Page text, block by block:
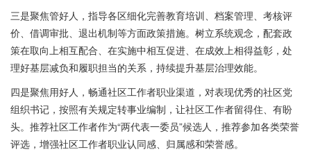
三是聚焦管好人，指导各区细化完善教育培训、档案管理、考核评
价、借调审批、退出机制等方面政策措施。树立系统观念，配套政
策在取向上相互配合、在实施中相互促进、在成效上相得益彰，处
理好基层减负和履职担当的关系，持续提升基层治理效能。
四是聚焦用好人，畅通社区工作者职业渠道，对表现优秀的社区党
组织书记，按照有关规定转事业编制，让社区工作者留得住、有盼
头。推荐社区工作者作为“两代表一委员”候选人，推荐参加各类荣誉
评选，增强社区工作者职业认同感、归属感和荣誉感。